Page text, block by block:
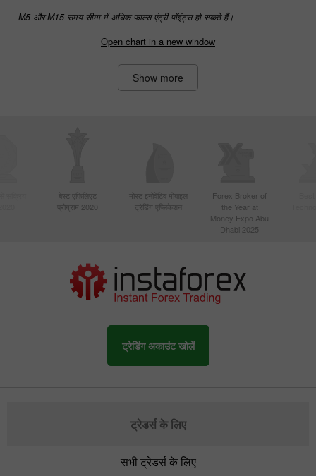
M5 और M15 समय सीमा में अधिक फाल्स एंट्री पॉइंट्स हो सकते हैं।
Open chart in a new window
Show more
बेस्ट एफिलिएट
प्रोग्राम 2020
मोस्ट इनोवेटिव मोबाइल
ट्रेडिंग एप्लिकेशन
Forex Broker of
the Year at
Money Expo Abu
Dhabi 2025
ट्रेडिंग अकाउंट खोलें
ट्रेडर्स के लिए
सभी ट्रेडर्स के लिए